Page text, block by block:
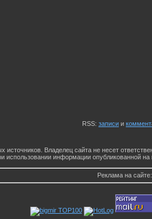
RSS: записи и
источников. Владелец сайта не несет
использовании информации опубликованной
Реклама на сайте: